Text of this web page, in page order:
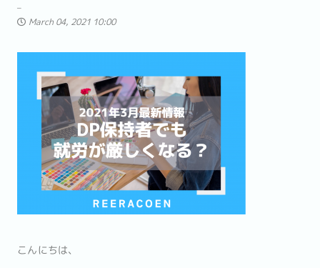
March 04, 2021 10:00
こんにちは、